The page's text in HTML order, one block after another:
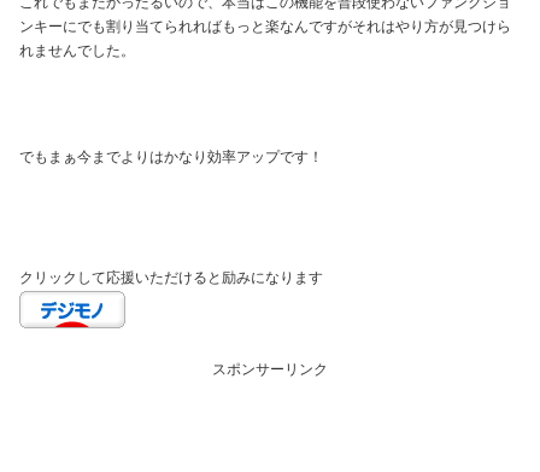
ンキーにでも割り当てられればもっと楽なんですがそれはやり方が見つけら
れませんでした。
でもまぁ今までよりはかなり効率アップです！
クリックして応援いただけると励みになります
スポンサーリンク